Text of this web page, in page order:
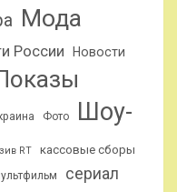
Мода
России Новости
Фото
Шоу-
RT кассовые сборы
сериал